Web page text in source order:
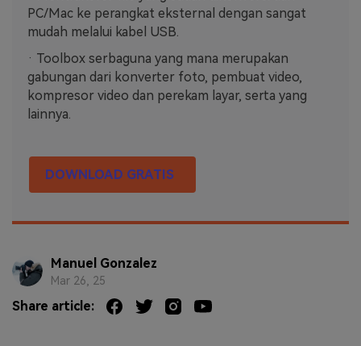
PC/Mac ke perangkat eksternal dengan sangat
mudah melalui kabel USB.
· Toolbox serbaguna yang mana merupakan
gabungan dari konverter foto, pembuat video,
kompresor video dan perekam layar, serta yang
lainnya.
DOWNLOAD GRATIS
Manuel Gonzalez
Mar 26, 25
Share article: